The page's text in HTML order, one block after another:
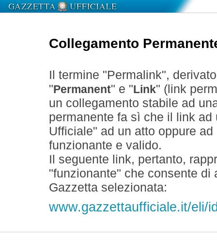
Collegamento
Il termine "Permalink",
" Permanent" e " Link" (link
un collegamento stabile ad
permanente fa sì che il link
Ufficiale" ad un atto oppure
funzionante e valido.
Il seguente link, pertanto,
"funzionante" che consente
Gazzetta selezionata:
www.gazzettaufficiale.it/eli/